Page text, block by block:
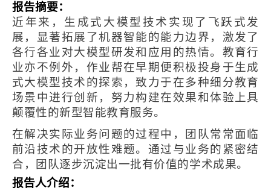
报告摘要：
近年来，生成式大模型技术实现了飞跃式发
展，显著拓展了机器智能的能力边界，激发了
各行各业对大模型研发和应用的热情。教育行
业亦不例外，作业帮在早期便积极投身于生成
式大模型技术的探索，致力于在多种细分教育
场景中进行创新，努力构建在效果和体验上具
颠覆性的新型智能教育服务。
在解决实际业务问题的过程中，团队常常面临
前沿技术的开放性难题。通过与业务的紧密结
合，团队逐步沉淀出一批有价值的学术成果。
报告人介绍：